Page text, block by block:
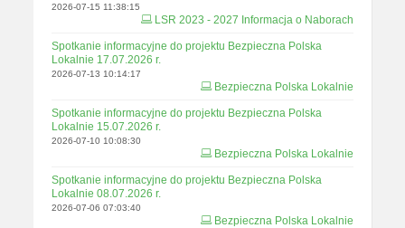
2026-07-15 11:38:15
LSR 2023 - 2027 Informacja o Naborach
Spotkanie informacyjne do projektu Bezpieczna Polska
Lokalnie 17.07.2026 r.
2026-07-13 10:14:17
Bezpieczna Polska Lokalnie
Spotkanie informacyjne do projektu Bezpieczna Polska
Lokalnie 15.07.2026 r.
2026-07-10 10:08:30
Bezpieczna Polska Lokalnie
Spotkanie informacyjne do projektu Bezpieczna Polska
Lokalnie 08.07.2026 r.
2026-07-06 07:03:40
Bezpieczna Polska Lokalnie